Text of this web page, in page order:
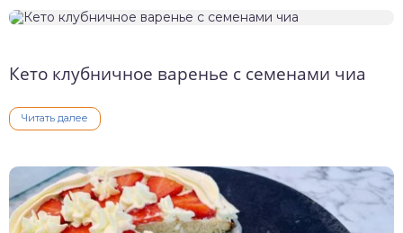
Кето клубничное варенье с семенами чиа
Читать далее